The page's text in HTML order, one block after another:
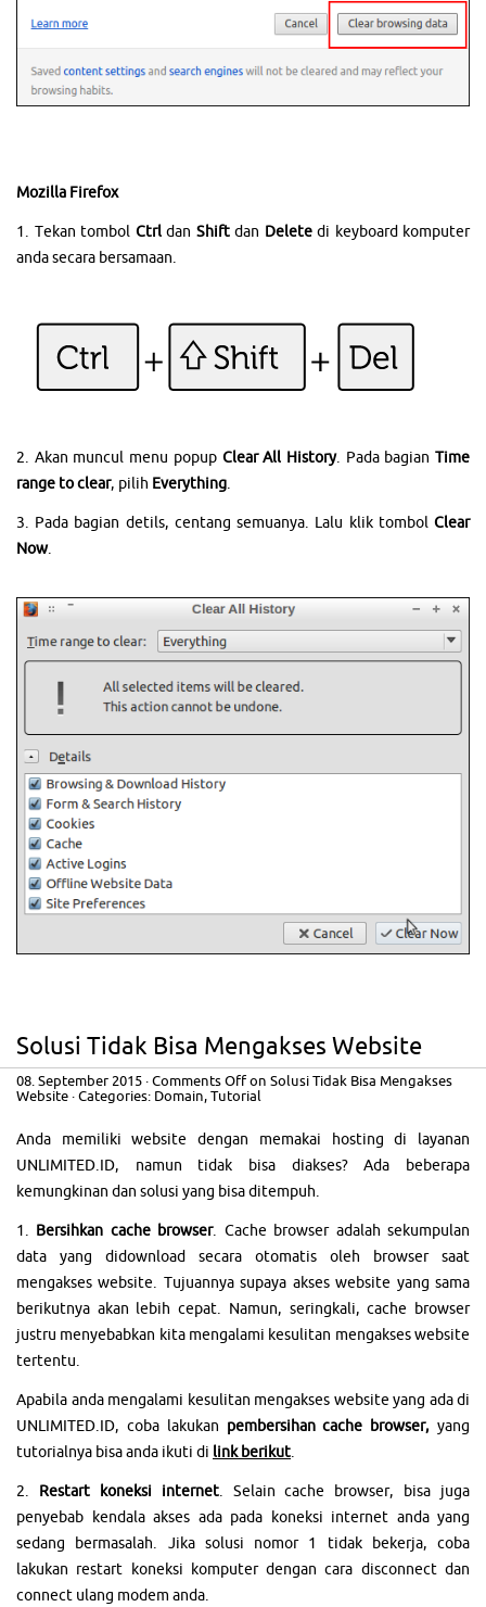
Mozilla Firefox
1. Tekan tombol Ctrldan Shiftdan Deletedi keyboard komputer
anda secara bersamaan.
2. Akan muncul menu popup Clear All History. Pada bagianTime
range to clear, pilih Everything.
3. Pada bagian detils, centang semuanya. Lalu klik tombol Clear
Now.
Solusi Tidak Bisa Mengakses Website
08. September 2015 · Comments Off on Solusi Tidak Bisa Mengakses
Website · Categories: Domain, Tutorial
Anda memiliki website dengan memakai hosting di layanan
UNLIMITED.ID, namun tidak bisa diakses? Ada beberapa
kemungkinan dan solusi yang bisa ditempuh.
1. Bersihkan cache browser. Cache browser adalah sekumpulan
data yang didownload secara otomatis oleh browser saat
mengakses website. Tujuannya supaya akses website yang sama
berikutnya akan lebih cepat. Namun, seringkali, cache browser
justru menyebabkan kita mengalami kesulitan mengakses website
tertentu.
Apabila anda mengalami kesulitan mengakses website yang ada di
UNLIMITED.ID, coba lakukan pembersihan cache browser, yang
tutorialnya bisa anda ikuti di link berikut.
2. Restart koneksi internet. Selain cache browser, bisa juga
penyebab kendala akses ada pada koneksi internet anda yang
sedang bermasalah. Jika solusi nomor 1 tidak bekerja, coba
lakukan restart koneksi komputer dengan cara disconnect dan
connect ulang modem anda.